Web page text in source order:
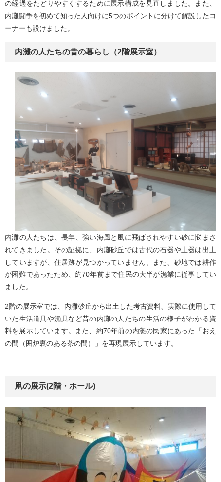
の経過をたどりやすくするために展示構成を見直しました。また、
内灘闘争を初めて知った人向けに5つのポイントに分けて解説したコ
ーナーも設けました。
内灘の人たちの昔の暮らし（2階展示室）
内灘の人たちは、長年、強い海風と風に飛ばされやすい砂に悩まさ
れてきました。その証拠に、内灘砂丘では古代の石器や土器は出土
していますが、住居跡が見つかっていません。また、砂地では耕作
が困難であったため、約70年前まで住民の大半が漁業に従事してい
ました。
2階の展示室では、内灘砂丘から出土した考古資料、実際に使用して
いた生活道具や漁具など昔の内灘の人たちの生活の様子がわかる資
料を展示しています。また、約70年前の内灘の民家にあった「おえ
の間（囲炉裏のある茶の間）」を再現展示しています。
凧の展示(2階・ホール)